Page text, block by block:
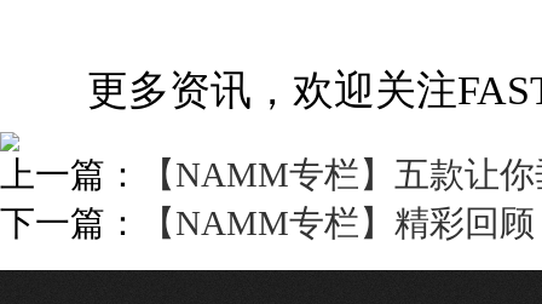
更多资讯，欢迎关注
上一篇：
【NAMM专栏】五款让
下一篇：
【NAMM专栏】精彩回